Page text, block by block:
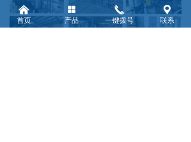
낀
首页
넒
产品
끅
一键拨号
끇
联系